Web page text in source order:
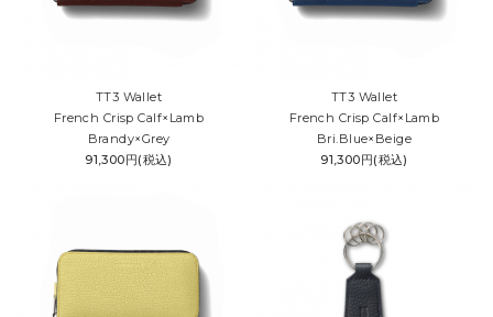
バッグ・ポーチ
ピックアップ
LEATHER レザー
COLOR カラー
FEATURE
MAINTENANCE
TT3 Wallet
French Crisp Calf×Lamb
Brandy×Grey
91,300円(税込)
TT3 Wallet
French Crisp Calf×Lamb
Bri.Blue×Beige
91,300円(税込)